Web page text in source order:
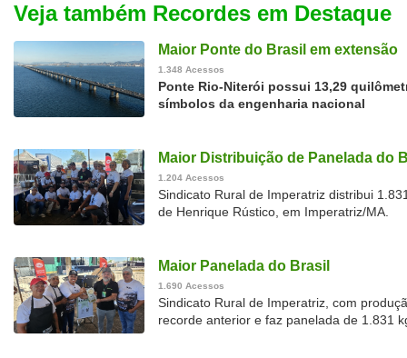
Veja também Recordes em Destaque
Maior Ponte do Brasil em extensão
1.348 Acessos
Ponte Rio-Niterói possui 13,29
símbolos da engenharia nacional
Maior Distribuição de Panelada do
1.204 Acessos
Sindicato Rural de Imperatriz distribui
de Henrique Rústico, em Imperatriz/MA.
Maior Panelada do Brasil
1.690 Acessos
Sindicato Rural de Imperatriz, com
recorde anterior e faz panelada de 1.831